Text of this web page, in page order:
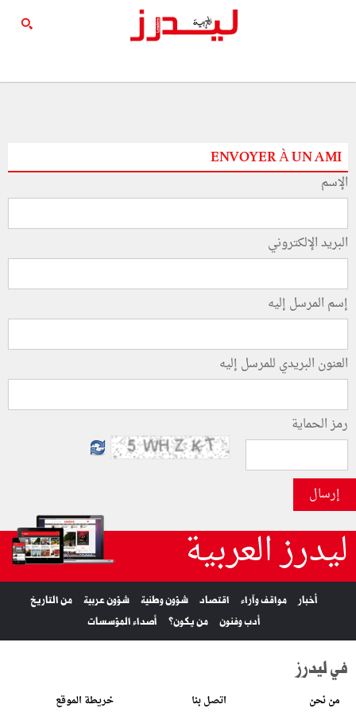
ENVOYER À UN AMI
الإسم
البريد الإلكتروني
إسم المرسل إليه
العنون البريدي للمرسل إليه
رمز الحماية
إرسال
ليدرز العربية
أخبار مواقف وآراء اقتصاد شؤون وطنية شؤون عربية
من التاريخ
أدب وفنون
من يكون؟ أصداء المؤسسات
في ليدرز
من نحن اتصل بنا خريطة الموقع